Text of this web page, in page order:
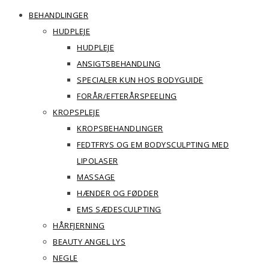
BEHANDLINGER
HUDPLEJE
HUDPLEJE
ANSIGTSBEHANDLING
SPECIALER KUN HOS BODYGUIDE
FORÅR/EFTERÅRSPEELING
KROPSPLEJE
KROPSBEHANDLINGER
FEDTFRYS OG EM BODYSCULPTING MED
LIPOLASER
MASSAGE
HÆNDER OG FØDDER
EMS SÆDESCULPTING
HÅRFJERNING
BEAUTY ANGEL LYS
NEGLE